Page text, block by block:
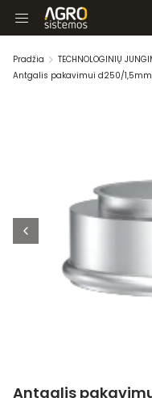
Pradžia TECHNOLOGINIŲ
Antgalis pakavimui d250/
Antgalis